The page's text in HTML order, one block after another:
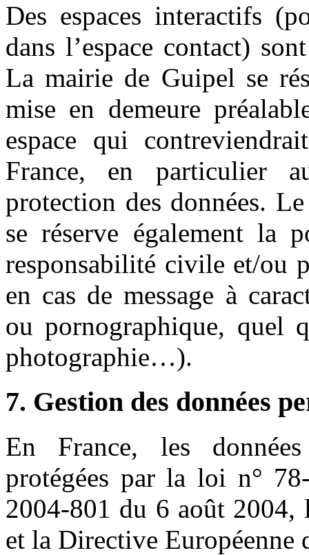
Des espaces interactifs
dans l’espace contact)
La mairie de Guipel se
mise en demeure
espace qui
France, en particulier
protection des données.
se réserve également la
responsabilité civile et/ou
en cas de message à
ou pornographique, quel
photographie…).
7. Gestion des données
En France, les
protégées par la loi n°
2004-801 du 6 août
et la Directive Européenne